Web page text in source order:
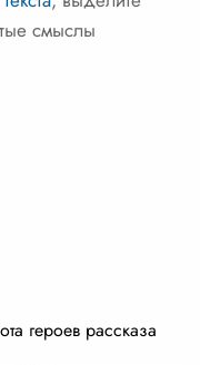
смыслы
героев рассказа